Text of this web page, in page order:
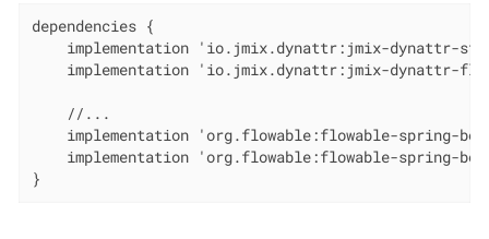
dependencies {
implementation 'io.jmix.dynattr:jmix-dynattr-
implementation 'io.jmix.dynattr:jmix-dynattr-
    //...
implementation 'org.flowable:flowable-spring-
implementation 'org.flowable:flowable-spring-
}